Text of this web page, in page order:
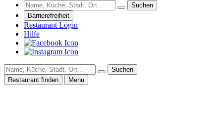
Suchen
Barrierefreiheit
Restaurant Login
Hilfe
Suchen
Restaurant finden
Menu